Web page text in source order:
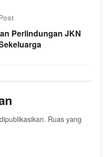
Perlindungan JKN
Ruas yang